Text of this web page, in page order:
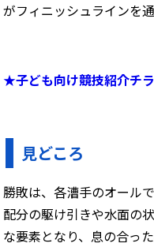
がフィニッシュラインを
★子ども向け競技紹介チ
見どころ
勝敗は、各漕手のオール
配分の駆け引きや水面の
な要素となり、息の合っ